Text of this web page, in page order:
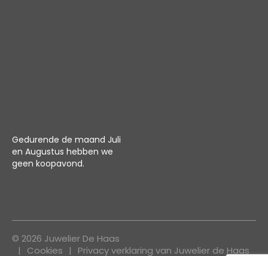
Gedurende de maand Juli
en Augustus hebben we
geen koopavond.
© 2026 Juwelier De Haas
Cookies
Privacy verklaring van Juwelier de Haas